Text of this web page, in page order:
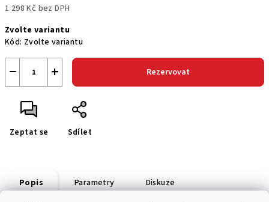
1 298 Kč bez DPH
cena:
Zvolte variantu
Kód: Zvolte variantu
+
− Rezervovat
Zeptat se Sdílet
Popis Parametry Diskuze